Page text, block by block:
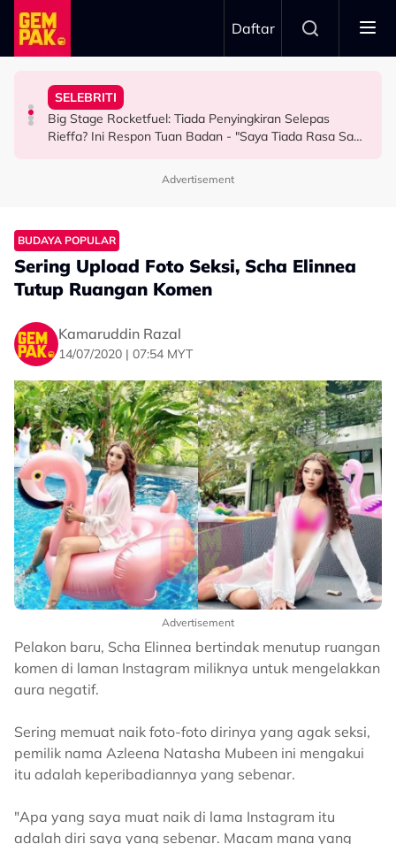
Skip to main content
Daftar
BERITA
Aliff Rakib Hadiah Rumah RM1 Juta Kepada Ibu Bapa
SELEBRITI
Big Stage Rocketfuel: Tiada Penyingkiran Selepas
Rieffa? Ini Respon Tuan Badan - "Saya Tiada Rasa Sakit
BERITA
Atlet Golf Tidak Diculik, ‘Lari’ ke Bangkok Sebab
Keluarga Rasa Bakal Suami Tak Setaraf
HIBURAN
10 Tahun Solat Atas Kerusi, Maria Tengku Sabri Syukur
Boleh Solat Berdiri Selepas…
Advertisement
BUDAYA POPULAR
Sering Upload Foto Seksi, Scha Elinnea
Tutup Ruangan Komen
Kamaruddin Razal
14/07/2020 | 07:54 MYT
Advertisement
Pelakon baru, Scha Elinnea bertindak menutup ruangan
komen di laman Instagram miliknya untuk mengelakkan
aura negatif.
Sering memuat naik foto-foto dirinya yang agak seksi,
pemilik nama Azleena Natasha Mubeen ini mengakui
itu adalah keperibadiannya yang sebenar.
"Apa yang saya muat naik di lama Instagram itu
adalah diri saya yang sebenar. Macam mana yang